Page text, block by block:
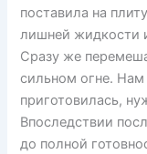
поставила на
лишней жидкости
Сразу же
сильном огне.
приготовилась,
Впоследствии
до полной